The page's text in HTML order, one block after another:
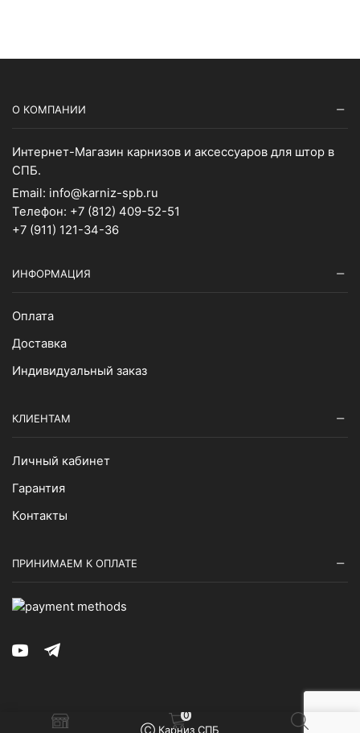
О КОМПАНИИ
Интернет-Магазин карнизов и аксессуаров для штор в
СПБ.
Email: info@karniz-spb.ru
Телефон: +7 (812) 409-52-51
+7 (911) 121-34-36
ИНФОРМАЦИЯ
Оплата
Доставка
Индивидуальный заказ
КЛИЕНТАМ
Личный кабинет
Гарантия
Контакты
ПРИНИМАЕМ К ОПЛАТЕ
YoutubeTelegram
Ⓒ Карниз СПБ
0